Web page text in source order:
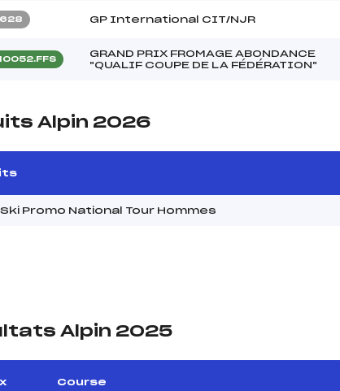
GP International CIT/NJR
GRAND PRIX FROMAGE ABONDANCE
"QUALIF COUPE DE LA FÉDÉRATION"
Alpin 2026
Ski Promo National Tour Hommes
Alpin 2025
Course